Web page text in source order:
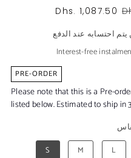
Dhs. 1,087.50
Interest-free
PRE-ORDER
Please note that this is a Pre-
listed below. Estimated to ship in
S
M L